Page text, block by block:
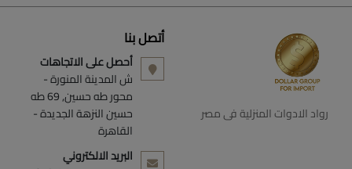
رواد الادوات المنزلية فى مصر
أتصل بنا
أحصل على الاتجاهات
ش المدينة المنورة -
محور طه حسين, 69 طه
حسين النزهة الجديدة -
القاهرة
البريد الالكتروني